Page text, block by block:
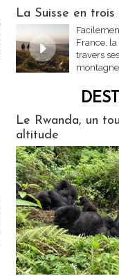
La Suisse en trois
France, la
travers
Le Rwanda, un
altitude